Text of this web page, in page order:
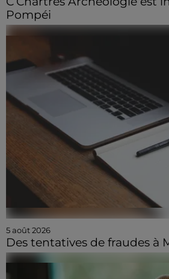
Pompéi
5 août 2026
Des tentatives de fraudes à